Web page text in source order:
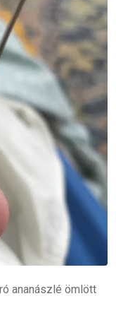
ananászlé ömlött